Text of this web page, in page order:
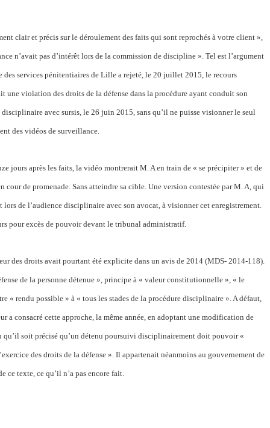
clair et précis sur le déroulement des faits qui sont reprochés à votre client »,
n’avait pas d’intérêt lors de la commission de discipline ». Tel est l’argument
services pénitentiaires de Lille a rejeté, le 20 juillet 2015, le recours
une violation des droits de la défense dans la procédure ayant conduit son
avec sursis, le 26 juin 2015, sans qu’il ne puisse visionner le seul
des vidéos de surveillance.
jours après les faits, la vidéo montrerait M. A en train de « se précipiter » et de
cour de promenade. Sans atteindre sa cible. Une version contestée par M. A, qui
lors de l’audience disciplinaire avec son avocat, à visionner cet enregistrement.
pour excès de pouvoir devant le tribunal administratif.
des droits avait pourtant été explicite dans un avis de 2014 (MDS- 2014-118).
de la personne détenue », principe à « valeur constitutionnelle », « le
« rendu possible » à « tous les stades de la procédure disciplinaire ». A défaut,
a consacré cette approche, la même année, en adoptant une modification de
qu’il soit précisé qu’un détenu poursuivi disciplinairement doit pouvoir «
des droits de la défense ». Il appartenait néanmoins au gouvernement de
texte, ce qu’il n’a pas encore fait.